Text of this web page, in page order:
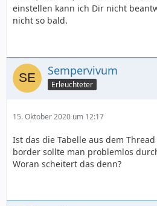
einstellen kann ich Dir nicht
nicht so bald.
Sempervivum
Erleuchteter
15. Oktober 2020 um 12:17
Ist das die Tabelle aus dem
border sollte man problemlos
Woran scheitert das denn?